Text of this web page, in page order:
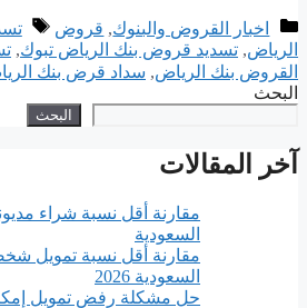
التصنيفات
اخبار القروض والبنوك, قروض
الرياض, تسديد قروض بنك الرياض تبوك,
القروض بنك الرياض, سداد قرض بنك
البحث
البحث
آخر المقالات
السعودية
مقارنة أقل نسبة تمويل
السعودية 2026
حل مشكلة رفض تمويل